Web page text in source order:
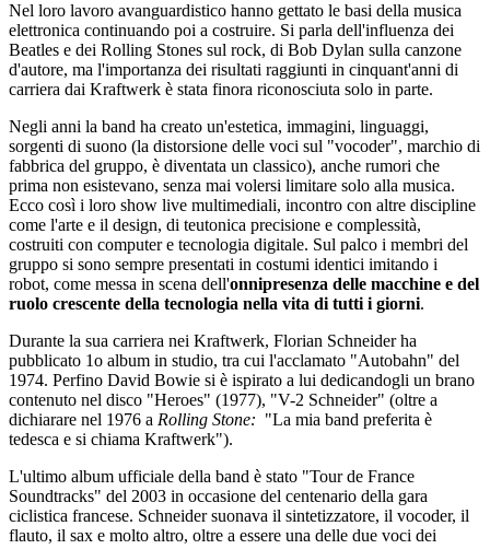
Nel loro lavoro avanguardistico hanno gettato le basi della musica
elettronica continuando poi a costruire. Si parla dell'influenza dei
Beatles e dei Rolling Stones sul rock, di Bob Dylan sulla canzone
d'autore, ma l'importanza dei risultati raggiunti in cinquant'anni di
carriera dai Kraftwerk è stata finora riconosciuta solo in parte.
Negli anni la band ha creato un'estetica, immagini, linguaggi,
sorgenti di suono (la distorsione delle voci sul "vocoder", marchio di
fabbrica del gruppo, è diventata un classico), anche rumori che
prima non esistevano, senza mai volersi limitare solo alla musica.
Ecco così i loro show live multimediali, incontro con altre discipline
come l'arte e il design, di teutonica precisione e complessità,
costruiti con computer e tecnologia digitale. Sul palco i membri del
gruppo si sono sempre presentati in costumi identici imitando i
robot, come messa in scena dell'onnipresenza delle macchine e del
ruolo crescente della tecnologia nella vita di tutti i giorni.
Durante la sua carriera nei Kraftwerk, Florian Schneider ha
pubblicato 1o album in studio, tra cui l'acclamato "Autobahn" del
1974. Perfino David Bowie si è ispirato a lui dedicandogli un brano
contenuto nel disco "Heroes" (1977), "V-2 Schneider" (oltre a
dichiarare nel 1976 a Rolling Stone: "La mia band preferita è
tedesca e si chiama Kraftwerk").
L'ultimo album ufficiale della band è stato "Tour de France
Soundtracks" del 2003 in occasione del centenario della gara
ciclistica francese. Schneider suonava il sintetizzatore, il vocoder, il
flauto, il sax e molto altro, oltre a essere una delle due voci dei